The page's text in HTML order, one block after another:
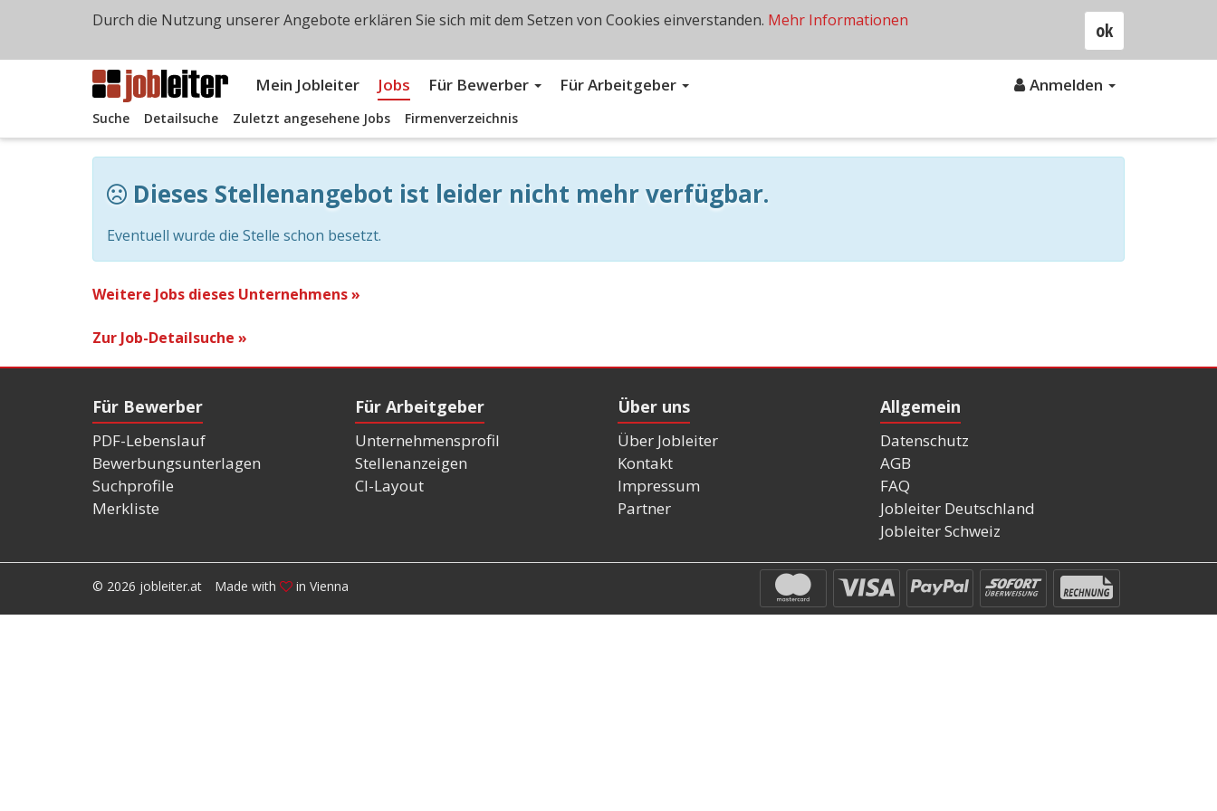
Mein Jobleiter Jobs Für Bewerber Für Arbeitgeber Anmelden
Suche Detailsuche Zuletzt angesehene Jobs Firmenverzeichnis
Dieses Stellenangebot ist leider nicht mehr verfügbar.
Eventuell wurde die Stelle schon besetzt.
Weitere Jobs dieses Unternehmens »
Zur Job-Detailsuche »
Für Bewerber
PDF-Lebenslauf
Bewerbungsunterlagen
Suchprofile
Merkliste
Für Arbeitgeber
Unternehmensprofil
Stellenanzeigen
CI-Layout
Über uns
Über Jobleiter
Kontakt
Impressum
Partner
Allgemein
Datenschutz
AGB
FAQ
Jobleiter Deutschland
Jobleiter Schweiz
© 2026 jobleiter.at Made with in Vienna
ok
Durch die Nutzung unserer Angebote erklären Sie sich mit dem Setzen von Cookies einverstanden. Mehr Informationen